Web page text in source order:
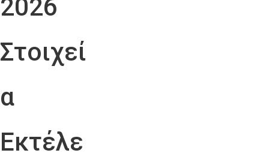
2026
Στοιχεί
α
Εκτέλε